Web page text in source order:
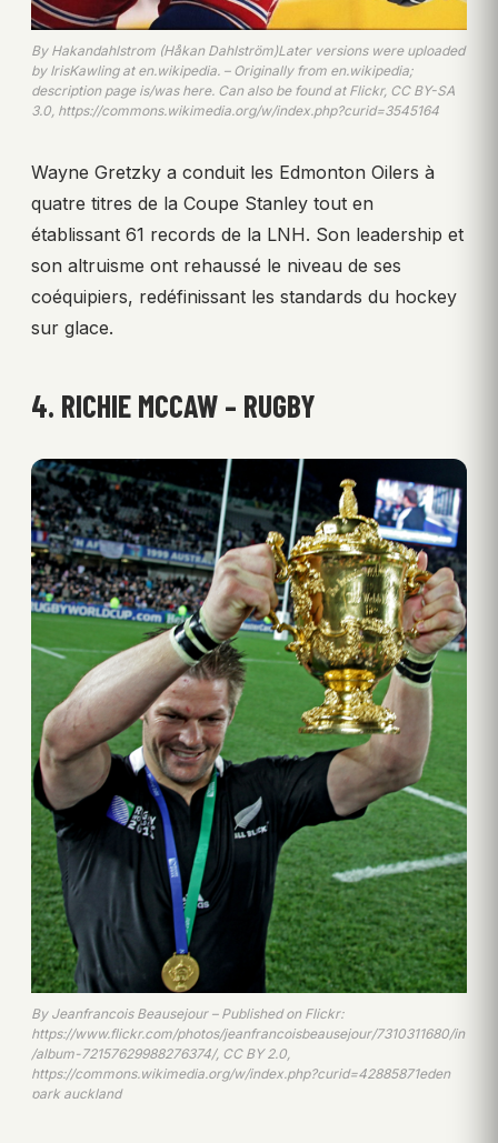
By Hakandahlstrom (Håkan Dahlström)Later versions were uploaded
by IrisKawling at en.wikipedia. – Originally from en.wikipedia;
description page is/was here. Can also be found at Flickr, CC BY-SA
3.0, https://commons.wikimedia.org/w/index.php?curid=3545164
Wayne Gretzky a conduit les Edmonton Oilers à
quatre titres de la Coupe Stanley tout en
établissant 61 records de la LNH. Son leadership et
son altruisme ont rehaussé le niveau de ses
coéquipiers, redéfinissant les standards du hockey
sur glace.
4. RICHIE MCCAW – RUGBY
By Jeanfrancois Beausejour – Published on Flickr:
https://www.flickr.com/photos/jeanfrancoisbeausejour/7310311680/in
/album-72157629988276374/, CC BY 2.0,
https://commons.wikimedia.org/w/index.php?curid=42885871eden
park auckland